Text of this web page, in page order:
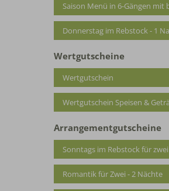
Saison Menü in 6-Gängen mit
Donnerstag im Rebstock - 1
Wertgutscheine
Wertgutschein
Wertgutschein Speisen &
Arrangementgutscheine
Sonntags im Rebstock für
Romantik für Zwei - 2 Nächte